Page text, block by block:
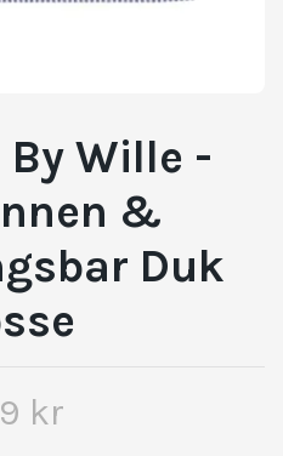
By Wille -
&
Duk
kr